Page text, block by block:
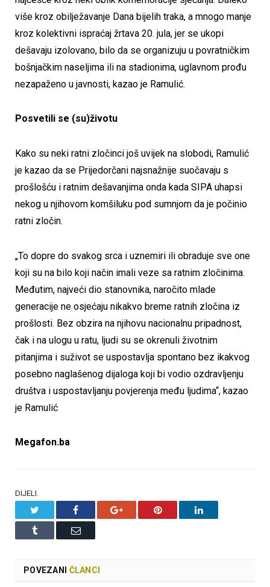
više kroz obilježavanje Dana bijelih traka, a mnogo manje
kroz kolektivni ispraćaj žrtava 20. jula, jer se ukopi
dešavaju izolovano, bilo da se organizuju u povratničkim
bošnjačkim naseljima ili na stadionima, uglavnom prođu
nezapaženo u javnosti, kazao je Ramulić.
Posvetili se (su)životu
Kako su neki ratni zločinci još uvijek na slobodi, Ramulić
je kazao da se Prijedorčani najsnažnije suočavaju s
prošlošću i ratnim dešavanjima onda kada SIPA uhapsi
nekog u njihovom komšiluku pod sumnjom da je počinio
ratni zločin.
„To dopre do svakog srca i uznemiri ili obraduje sve one
koji su na bilo koji način imali veze sa ratnim zločinima.
Međutim, najveći dio stanovnika, naročito mlade
generacije ne osjećaju nikakvo breme ratnih zločina iz
prošlosti. Bez obzira na njihovu nacionalnu pripadnost,
čak i na ulogu u ratu, ljudi su se okrenuli životnim
pitanjima i suživot se uspostavlja spontano bez ikakvog
posebno naglašenog dijaloga koji bi vodio ozdravljenju
društva i uspostavljanju povjerenja među ljudima“, kazao
je Ramulić
Megafon.ba
DIJELI.
Facebook Google+ Pinterest LinkedIn
Tumblr Email
POVEZANI ČLANCI